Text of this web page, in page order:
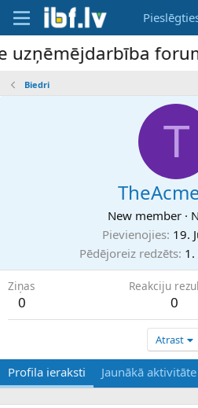
Biedri
T
New member ·
Pievienojies 19.
Pēdējoreiz redzēts
Ziņas
0
Reakciju
0
Atrast
Profila ieraksti Jaunākā aktivitāte